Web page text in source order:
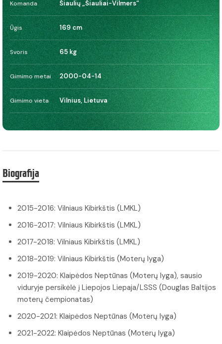
Komanda Šiaulių „Šiauliai-Vilmers“
Ūgis 169 cm
Svoris 65 kg
Gimimo metai 2000-04-14
Gimimo vieta Vilnius, Lietuva
Biografija
2015-2016: Vilniaus Kibirkštis (LMKL)
2016-2017: Vilniaus Kibirkštis (LMKL)
2017-2018: Vilniaus Kibirkštis (LMKL)
2018-2019: Vilniaus Kibirkštis (Moterų lyga)
2019-2020: Klaipėdos Neptūnas (Moterų lyga), sausio
viduryje persikėlė į Liepojos Liepaja/LSSS (Douglas Baltijos
moterų čempionatas)
2020-2021: Klaipėdos Neptūnas (Moterų lyga)
2021-2022: Klaipėdos Neptūnas (Moterų lyga)